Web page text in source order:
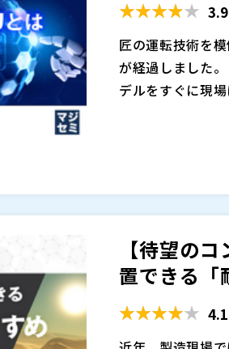
荷を軽減しつつ
『AdEXP1589』
s通信と高精度
に、制御通信や
御データ量の増
・CC-Link IE
・産業用PCベ
能向上を実現し
指している方
CC-Link協会（）
株式会社オープ
マジセミ株式会社
※共催、協賛、協
3.9
匠の運転技術を
が経過しました
デルをすぐに現
入しても、環境
予測をしたい、
なガスの分析頻
たい――。 AI Soft
AI Soft Sensor
ともに、AI
【待望の
置できる
4.1